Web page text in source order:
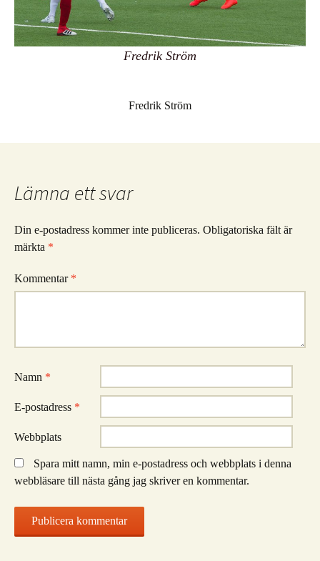
Fredrik Ström
Fredrik Ström
Lämna ett svar
Din e-postadress kommer inte publiceras. Obligatoriska fält är
märkta *
Kommentar *
Namn *
E-postadress *
Webbplats
Spara mitt namn, min e-postadress och webbplats i denna
webbläsare till nästa gång jag skriver en kommentar.